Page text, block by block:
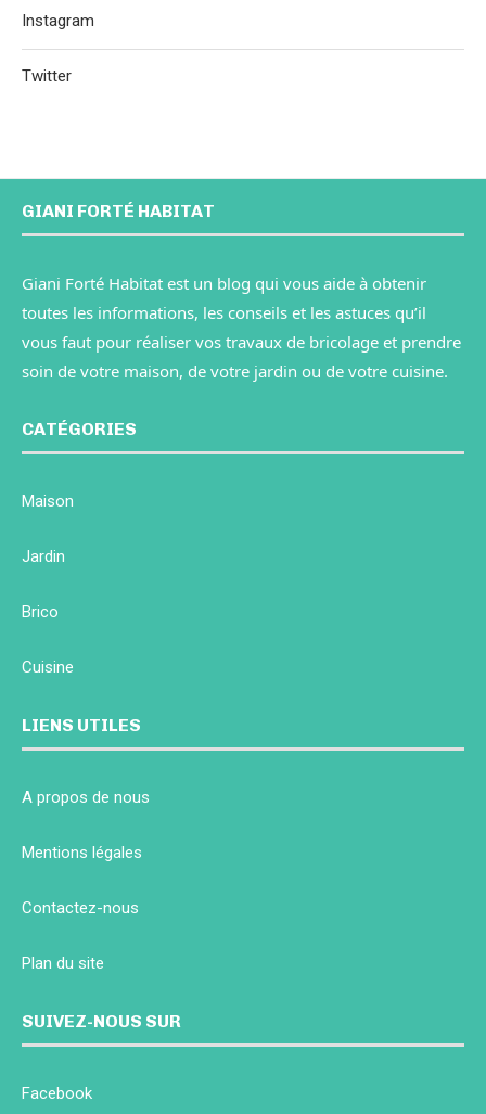
Instagram
Twitter
GIANI FORTÉ HABITAT
Giani Forté Habitat est un blog qui vous aide à obtenir
toutes les informations, les conseils et les astuces qu’il
vous faut pour réaliser vos travaux de bricolage et prendre
soin de votre maison, de votre jardin ou de votre cuisine.
CATÉGORIES
Maison
Jardin
Brico
Cuisine
LIENS UTILES
A propos de nous
Mentions légales
Contactez-nous
Plan du site
SUIVEZ-NOUS SUR
Facebook